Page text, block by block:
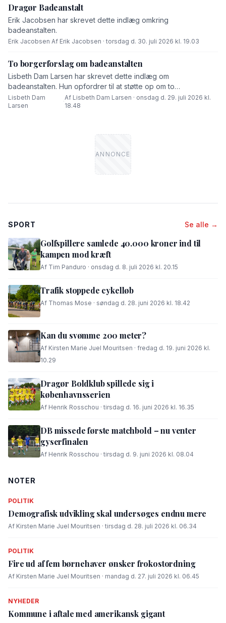
Dragør Badeanstalt
Erik Jacobsen har skrevet dette indlæg omkring
badeanstalten.
Erik Jacobsen·Af Erik Jacobsen · torsdag d. 30. juli 2026 kl. 19.03
To borgerforslag om badeanstalten
Lisbeth Dam Larsen har skrevet dette indlæg om
badeanstalten. Hun opfordrer til at støtte op om to
borgerforslag.
Lisbeth Dam
Larsen
·
Af Lisbeth Dam Larsen · onsdag d. 29. juli 2026 kl.
18.48
SPORT Se alle →
Golfspillere samlede 40.000 kroner ind til
kampen mod kræft
Af Tim Panduro · onsdag d. 8. juli 2026 kl. 20.15
Trafik stoppede cykelløb
Af Thomas Mose · søndag d. 28. juni 2026 kl. 18.42
Kan du svømme 200 meter?
Af Kirsten Marie Juel Mouritsen · fredag d. 19. juni 2026 kl.
10.29
Dragør Boldklub spillede sig i
københavnsserien
Af Henrik Rosschou · tirsdag d. 16. juni 2026 kl. 16.35
DB missede første matchbold – nu venter
gyserfinalen
Af Henrik Rosschou · tirsdag d. 9. juni 2026 kl. 08.04
NOTER
POLITIK
Demografisk udvikling skal undersøges endnu mere
Af Kirsten Marie Juel Mouritsen · tirsdag d. 28. juli 2026 kl. 06.34
POLITIK
Fire ud af fem børnehaver ønsker frokostordning
Af Kirsten Marie Juel Mouritsen · mandag d. 27. juli 2026 kl. 06.45
NYHEDER
Kommune i aftale med amerikansk gigant